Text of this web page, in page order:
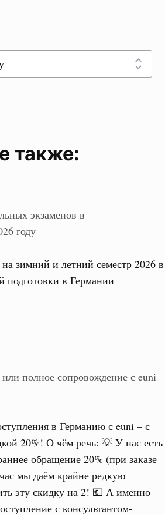
также:
экзаменов в
году
зимний и летний семестр 2026 в
подготовки в Германии
полное сопровождение с euni
в Германию с euni – с
20%! О чём речь: 💡 У нас есть
обращение 20% (при заказе
мы даём крайне редкую
эту скидку на 2! 💶 А именно –
с консультантом-